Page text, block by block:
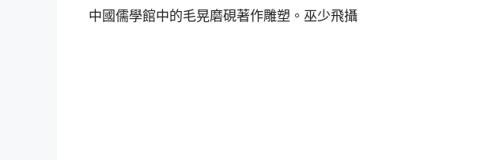
中國儒學館中的毛晃磨硯著作雕塑。巫少飛攝